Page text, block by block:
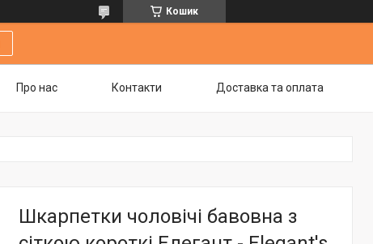
Кошик
Про нас Контакти Доставка та оплата
Шкарпетки чоловічі бавовна з